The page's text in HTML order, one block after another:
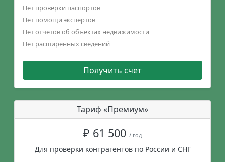
Нет проверки паспортов
Нет помощи экспертов
Нет отчетов об объектах недвижимости
Нет расширенных сведений
Получить счет
Тариф «Премиум»
₽ 61 500 / год
Для проверки контрагентов по России и СНГ